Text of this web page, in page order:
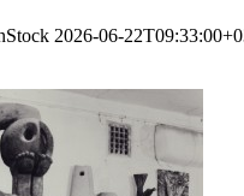
2026-06-